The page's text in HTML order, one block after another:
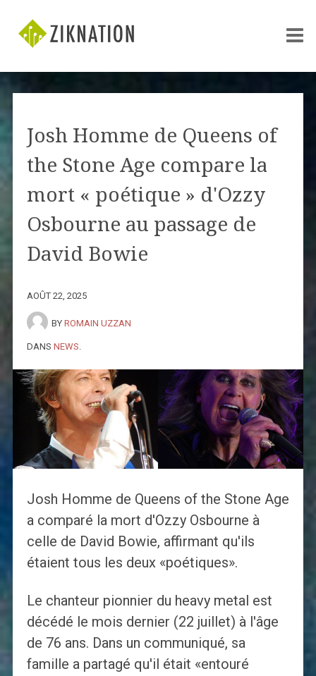
Josh Homme de Queens of
the Stone Age compare la
mort « poétique » d'Ozzy
Osbourne au passage de
David Bowie
AOÛT 22, 2025
BY ROMAIN UZZAN
DANS NEWS
Josh Homme de Queens of the Stone Age
a comparé la mort d'Ozzy Osbourne à
celle de David Bowie, affirmant qu'ils
étaient tous les deux «poétiques».
Le chanteur pionnier du heavy metal est
décédé le mois dernier (22 juillet) à l'âge
de 76 ans. Dans un communiqué, sa
famille a partagé qu'il était «entouré